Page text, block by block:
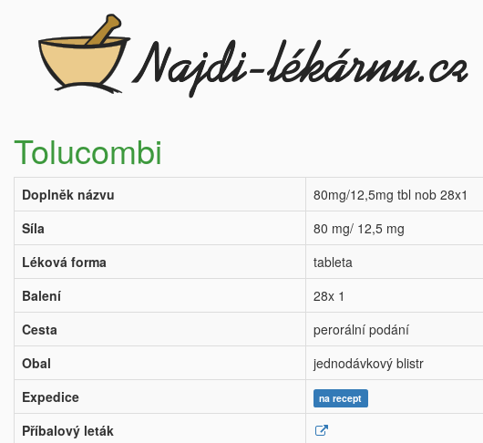
Tolucombi
Doplněk názvu
80mg/12,5mg tbl nob 28x1
Síla
80 mg/ 12,5 mg
Léková forma
tableta
Balení
28x 1
Cesta
perorální podání
Obal
jednodávkový blistr
Expedice
na recept
Příbalový leták